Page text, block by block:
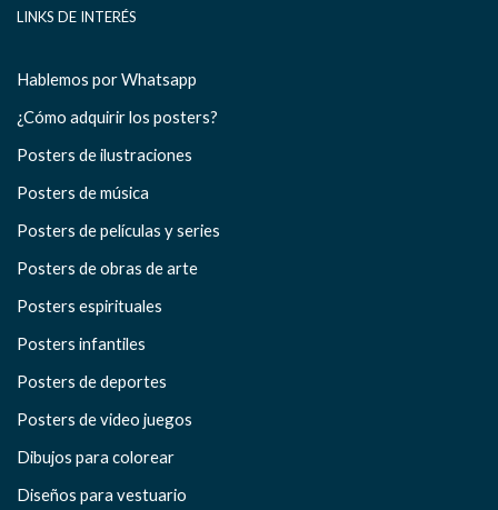
LINKS DE INTERÉS
Hablemos por Whatsapp
¿Cómo adquirir los posters?
Posters de ilustraciones
Posters de música
Posters de películas y series
Posters de obras de arte
Posters espirituales
Posters infantiles
Posters de deportes
Posters de video juegos
Dibujos para colorear
Diseños para vestuario